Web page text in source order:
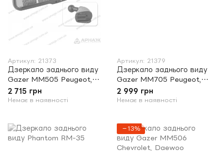
Артикул: 21373
Дзеркало заднього виду
Gazer MM505 Peugeot,
Citroen
2 715 грн
Немає в наявності
Артикул: 21379
Дзеркало заднього виду
Gazer MM705 Peugeot,
Citroen
2 999 грн
Немає в наявності
−13%